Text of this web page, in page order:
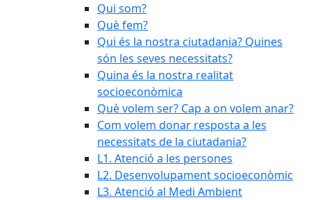
Qui som?
Què fem?
Qui és la nostra ciutadania? Quines
són les seves necessitats?
Quina és la nostra realitat
socioeconòmica
Què volem ser? Cap a on volem anar?
Com volem donar resposta a les
necessitats de la ciutadania?
L1. Atenció a les persones
L2. Desenvolupament socioeconòmic
L3. Atenció al Medi Ambient